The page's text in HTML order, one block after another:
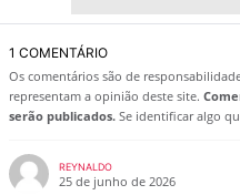
1 COMENTÁRIO
Os comentários são de
representam a opinião deste site.
serão publicados. Se identificar algo
REYNALDO
25 de junho de 2026